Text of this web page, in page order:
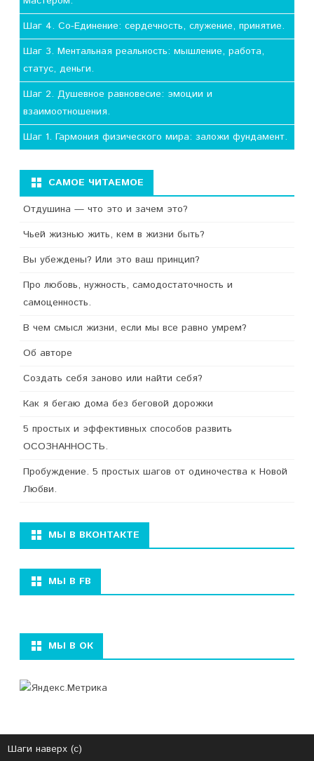
Шаг 4. Со-Единение: сердечность, служение, принятие.
Шаг 3. Ментальная реальность: мышление, работа,
статус, деньги.
Шаг 2. Душевное равновесие: эмоции и
взаимоотношения.
Шаг 1. Гармония физического мира: заложи фундамент.
САМОЕ ЧИТАЕМОЕ
Отдушина — что это и зачем это?
Чьей жизнью жить, кем в жизни быть?
Вы убеждены? Или это ваш принцип?
Про любовь, нужность, самодостаточность и
самоценность.
В чем смысл жизни, если мы все равно умрем?
Об авторе
Создать себя заново или найти себя?
Как я бегаю дома без беговой дорожки
5 простых и эффективных способов развить
ОСОЗНАННОСТЬ.
Пробуждение. 5 простых шагов от одиночества к Новой
Любви.
МЫ В ВКОНТАКТЕ
МЫ В FB
МЫ В ОК
Шаги наверх (с)